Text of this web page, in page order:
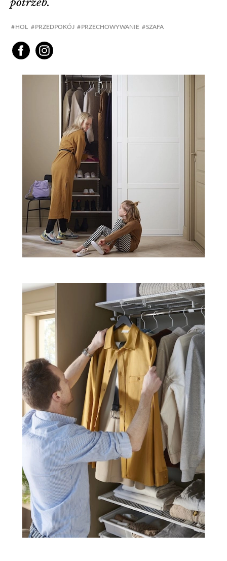
HOL PRZEDPOKÓJ PRZECHOWYWANIE SZAFA